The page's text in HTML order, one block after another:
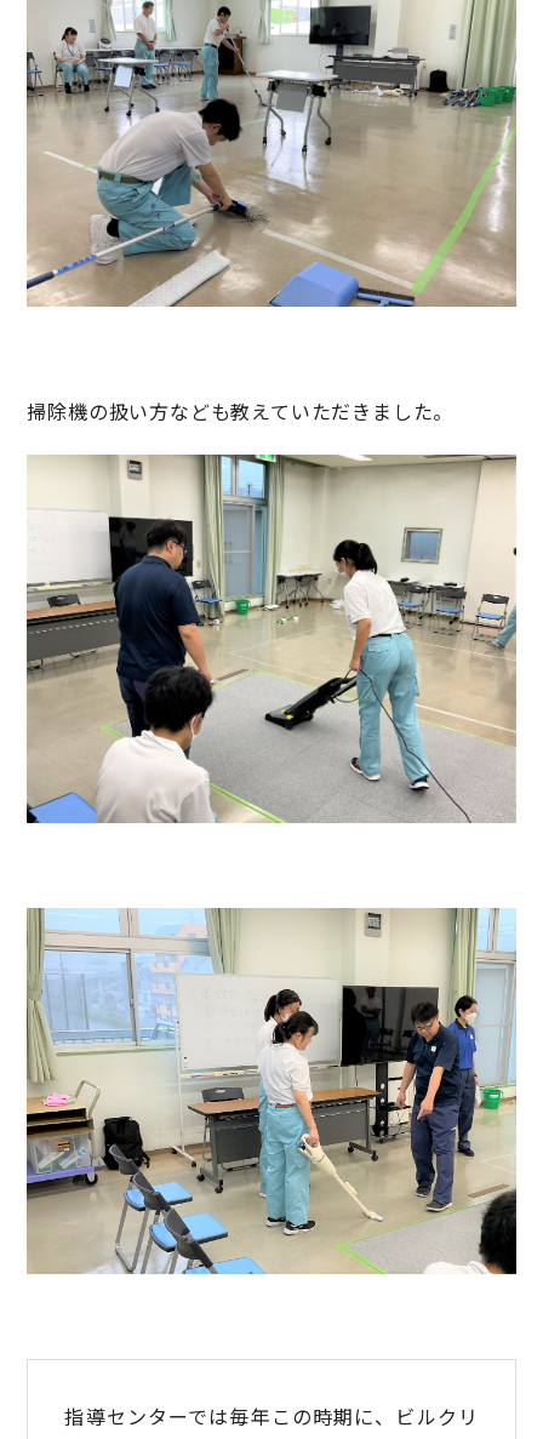
掃除機の扱い方なども教えていただきました。
指導センターでは毎年この時期に、ビルクリ